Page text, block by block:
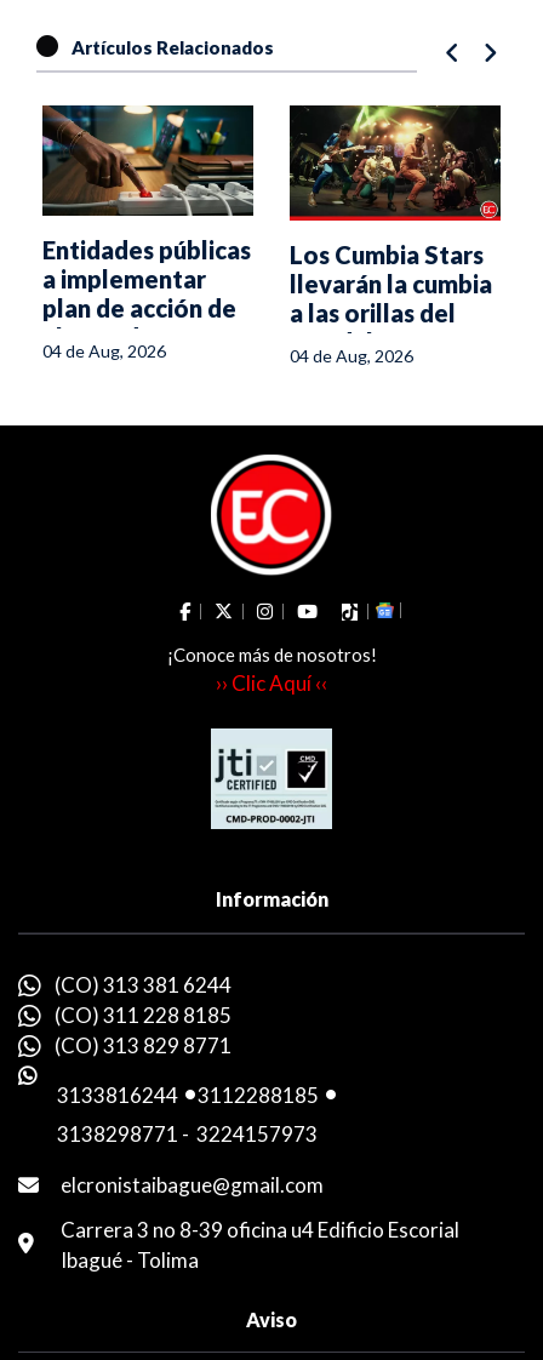
Artículos Relacionados
Entidades públicas
a implementar
plan de acción de
ahorro de energía
04 de Aug, 2026
Los Cumbia Stars
llevarán la cumbia
a las orillas del
Magdalena
04 de Aug, 2026
¡Conoce más de nosotros!
›› Clic Aquí ‹‹
Información
(CO) 313 381 6244
(CO) 311 228 8185
(CO) 313 829 8771
3133816244 -3112288185 -
3138298771 - 3224157973
elcronistaibague@gmail.com
Carrera 3 no 8-39 oficina u4 Edificio Escorial
Ibagué - Tolima
Aviso